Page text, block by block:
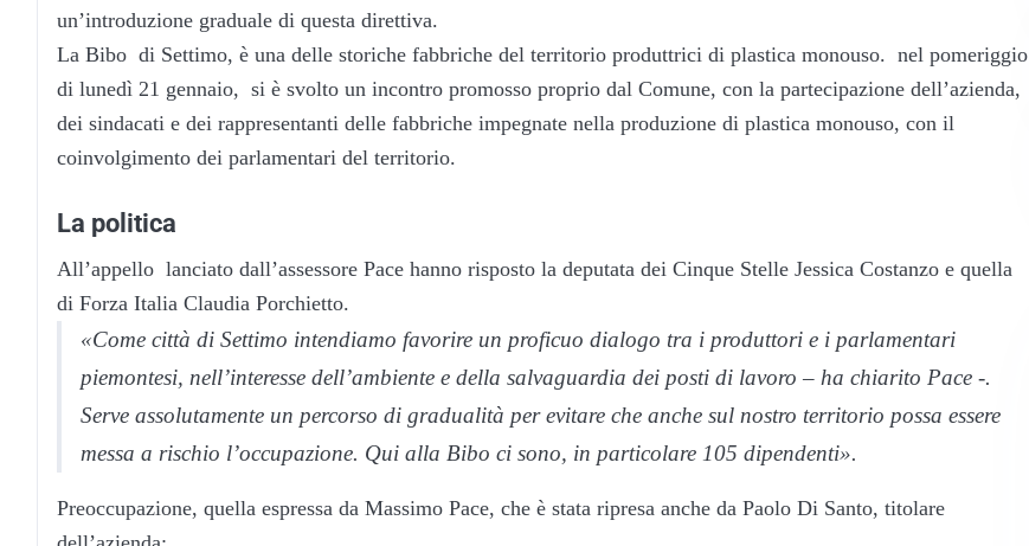
un’introduzione graduale di questa direttiva.
La Bibo di Settimo, è una delle storiche fabbriche del territorio produttrici di plastica monouso. nel pomeriggio
di lunedì 21 gennaio, si è svolto un incontro promosso proprio dal Comune, con la partecipazione dell’azienda,
dei sindacati e dei rappresentanti delle fabbriche impegnate nella produzione di plastica monouso, con il
coinvolgimento dei parlamentari del territorio.
La politica
All’appello lanciato dall’assessore Pace hanno risposto la deputata dei Cinque Stelle Jessica Costanzo e quella
di Forza Italia Claudia Porchietto.
«Come città di Settimo intendiamo favorire un proficuo dialogo tra i produttori e i parlamentari
piemontesi, nell’interesse dell’ambiente e della salvaguardia dei posti di lavoro – ha chiarito Pace -.
Serve assolutamente un percorso di gradualità per evitare che anche sul nostro territorio possa essere
messa a rischio l’occupazione. Qui alla Bibo ci sono, in particolare 105 dipendenti».
Preoccupazione, quella espressa da Massimo Pace, che è stata ripresa anche da Paolo Di Santo, titolare